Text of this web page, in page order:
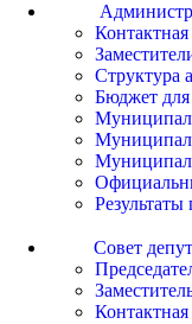
Структура
Бюджет
Результаты
Совет